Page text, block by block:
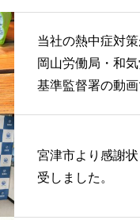
当社の熱中症対
岡山労働局・和
基準監督署の動
宮津市より感謝
受しました。